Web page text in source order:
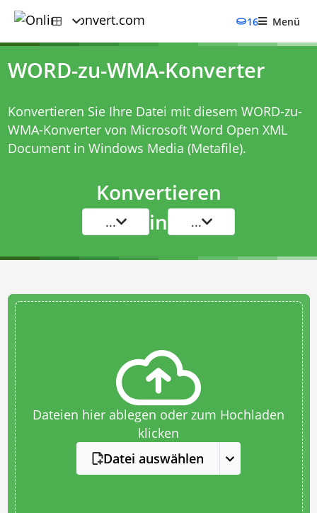
16 Menü
WORD-zu-WMA-Konverter
Konvertieren Sie Ihre Datei mit diesem WORD-zu-
WMA-Konvertervon Microsoft Word Open XML
Document in Windows Media (Metafile).
Konvertieren
... in ...
Dateien hier ablegen oder zum Hochladen
klicken
Datei auswählen